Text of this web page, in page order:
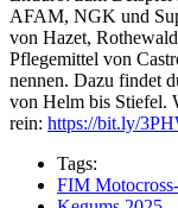
AFAM, NGK und
von Hazet,
Pflegemittel von
nennen. Dazu findet
von Helm bis Stiefel.
rein: https://bit.ly/
Tags:
FIM